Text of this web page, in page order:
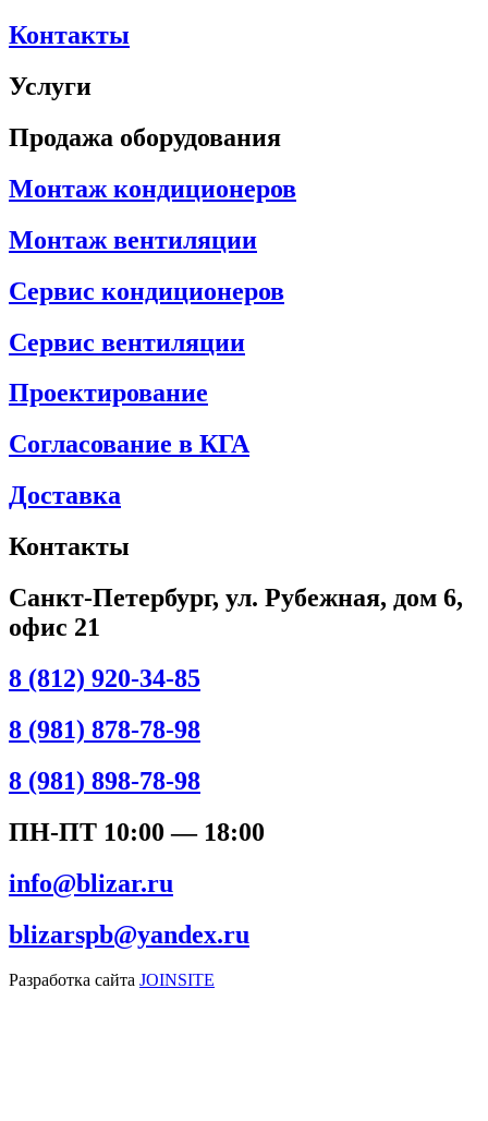
Контакты
Услуги
Продажа оборудования
Монтаж кондиционеров
Монтаж вентиляции
Сервис кондиционеров
Сервис вентиляции
Проектирование
Согласование в КГА
Доставка
Контакты
Санкт-Петербург, ул. Рубежная, дом 6,
офис 21
8 (812) 920-34-85
8 (981) 878-78-98
8 (981) 898-78-98
ПН-ПТ 10:00 — 18:00
info@blizar.ru
blizarspb@yandex.ru
Разработка сайта JOINSITE